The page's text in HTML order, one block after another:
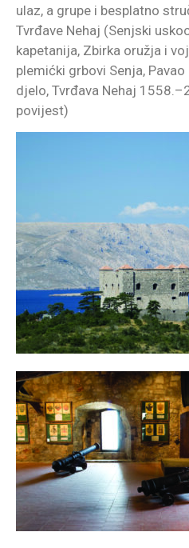
ulaz, a grupe i besplatno
Tvrđave Nehaj (Senjski
kapetanija, Zbirka oružja i
plemićki grbovi Senja,
djelo, Tvrđava Nehaj
povijest)